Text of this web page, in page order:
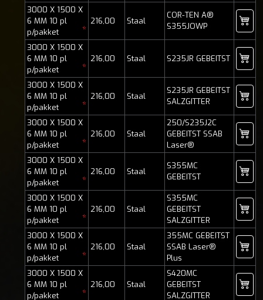
3000 X 1500 X
6 MM 10 pl
p/pakket
*
216,00 Staal
COR-TEN A®
S355JOWP
3000 X 1500 X
6 MM 10 pl
p/pakket
*
216,00 Staal S235JR GEBEITST
3000 X 1500 X
6 MM 10 pl
p/pakket
*
216,00 Staal
S235JR GEBEITST
SALZGITTER
3000 X 1500 X
6 MM 10 pl
p/pakket
*
216,00 Staal
250/S235J2C
GEBEITST SSAB
Laser®
3000 X 1500 X
6 MM 10 pl
p/pakket
*
216,00 Staal
S355MC
GEBEITST
3000 X 1500 X
6 MM 10 pl
p/pakket
*
216,00 Staal
S355MC
GEBEITST
SALZGITTER
3000 X 1500 X
6 MM 10 pl
p/pakket
*
216,00 Staal
355MC GEBEITST
SSAB Laser®
Plus
3000 X 1500 X
6 MM 10 pl
p/pakket
*
216,00 Staal
S420MC
GEBEITST
SALZGITTER